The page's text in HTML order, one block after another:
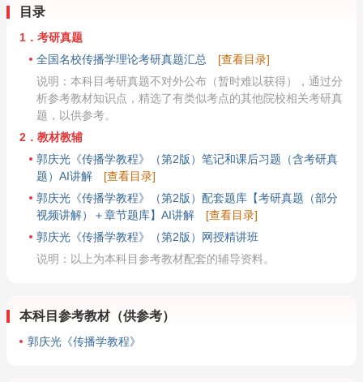
目录
1．考研真题
全国名校传播学理论考研真题汇总
[查看目录]
说明：本科目考研真题不对外公布（暂时难以获得），通过分
析参考教材知识点，精选了有类似考点的其他院校相关考研真
题，以供参考。
2．教材教辅
郭庆光《传播学教程》（第2版）笔记和课后习题（含考研真
题）AI讲解
[查看目录]
郭庆光《传播学教程》（第2版）配套题库【考研真题（部分
视频讲解）＋章节题库】AI讲解
[查看目录]
郭庆光《传播学教程》（第2版）网授精讲班
说明：以上为本科目参考教材配套的辅导资料。
本科目参考教材（供参考）
郭庆光《传播学教程》